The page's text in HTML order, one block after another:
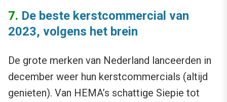
7. De beste kerstcommercial van
2023, volgens het brein
De grote merken van Nederland lanceerden in
december weer hun kerstcommercials (altijd
genieten). Van HEMA’s schattige Siepie tot